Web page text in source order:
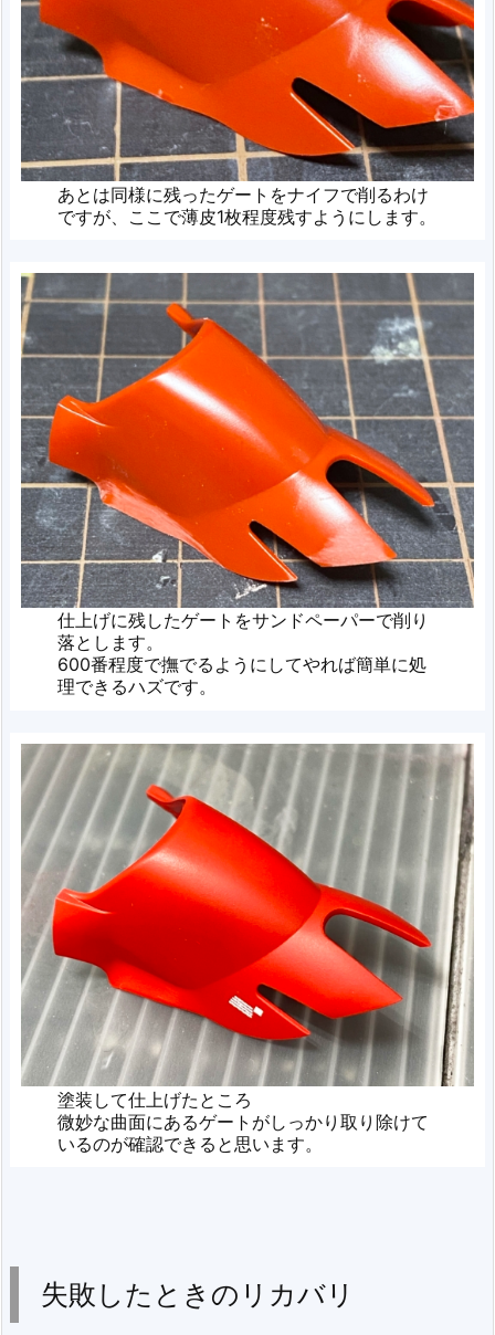
あとは同様に残ったゲートをナイフで削るわけ
ですが、ここで薄皮1枚程度残すようにします。
仕上げに残したゲートをサンドペーパーで削り
落とします。
600番程度で撫でるようにしてやれば簡単に処
理できるハズです。
塗装して仕上げたところ
微妙な曲面にあるゲートがしっかり取り除けて
いるのが確認できると思います。
失敗したときのリカバリ